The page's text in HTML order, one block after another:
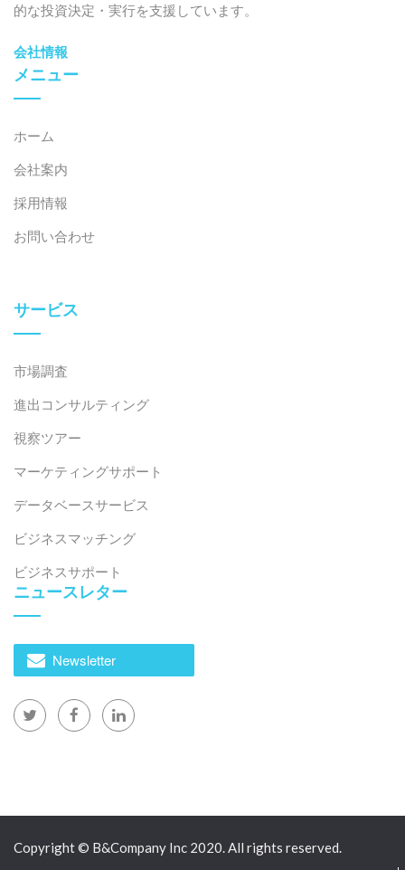
的な投資決定・実行を支援しています。
会社情報
メニュー
ホーム
会社案内
採用情報
お問い合わせ
サービス
市場調査
進出コンサルティング
視察ツアー
マーケティングサポート
データベースサービス
ビジネスマッチング
ビジネスサポート
ニュースレター
Newsletter
Copyright © B&Company Inc 2020. All rights reserved.